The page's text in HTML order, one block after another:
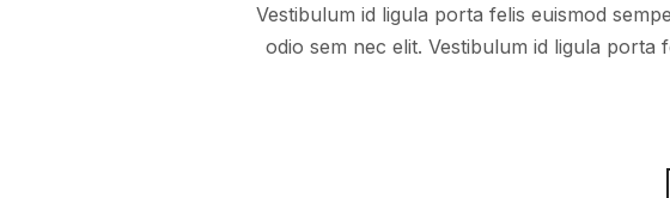
Vestibulum id ligula porta felis euismod
odio sem nec elit. Vestibulum id ligula